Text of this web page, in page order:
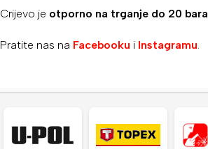
Crijevo je otporno na trganje do 20 bara
Pratite nas na Facebooku i Instagramu.